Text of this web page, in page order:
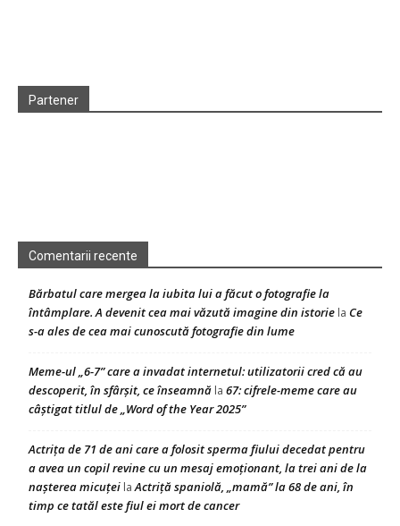
Partener
Comentarii recente
Bărbatul care mergea la iubita lui a făcut o fotografie la
întâmplare. A devenit cea mai văzută imagine din istorie la Ce
s-a ales de cea mai cunoscută fotografie din lume
Meme-ul „6-7” care a invadat internetul: utilizatorii cred că au
descoperit, în sfârșit, ce înseamnă la 67: cifrele-meme care au
câștigat titlul de „Word of the Year 2025”
Actrița de 71 de ani care a folosit sperma fiului decedat pentru
a avea un copil revine cu un mesaj emoționant, la trei ani de la
nașterea micuței laActriță spaniolă, „mamă” la 68 de ani, în
timp ce tatăl este fiul ei mort de cancer